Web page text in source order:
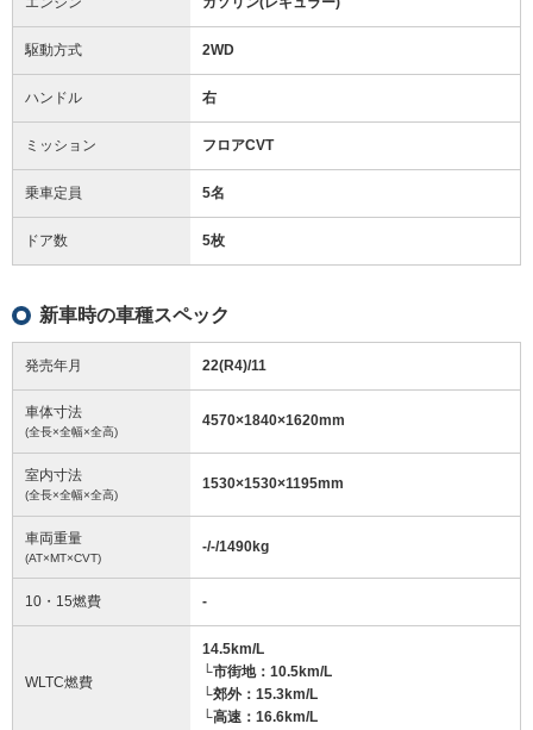
駆動方式 2WD
ハンドル 右
ミッション フロアCVT
乗車定員 5名
ドア数 5枚
新車時の車種スペック
発売年月 22(R4)/11
車体寸法
(全長×全幅×全高)
4570×1840×1620mm
室内寸法
(全長×全幅×全高)
1530×1530×1195mm
車両重量
(AT×MT×CVT)
-/-/1490kg
10・15燃費 -
WLTC燃費
14.5km/L
└市街地：10.5km/L
└郊外：15.3km/L
└高速：16.6km/L